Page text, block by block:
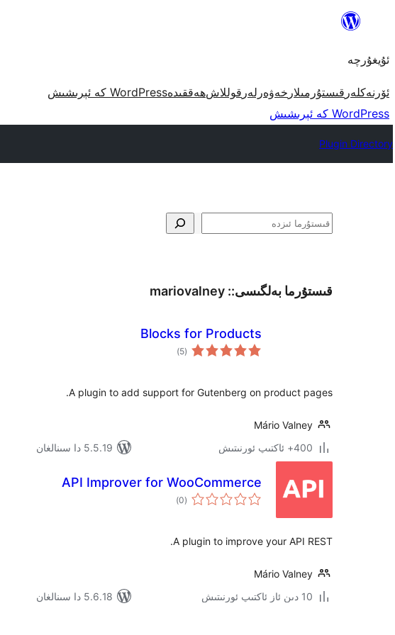
مەزمۇنغا
ئۇيغۇرچە
ئۆرنەكلەر قىستۇرمىلار خەۋەرلەر قوللاشھەققىدەWordPress كە ئېرىشىش
WordPress كە ئېرىشىش
Plugin Directory
ئىزدە
قىستۇرما بەلگىسى:: mariovalney
Blocks for Products
(5 ئومۇمىي
دەرىجە)
A plugin to add support for Gutenberg on product pages.
Mário Valney
400+ ئاكتىپ ئورنىتىش
5.5.19 دا سىنالغان
API Improver for WooCommerce
(0 ئومۇمىي
دەرىجە
)
A plugin to improve your API REST.
Mário Valney
10 دىن ئاز ئاكتىپ ئورنىتىش
5.6.18 دا سىنالغان